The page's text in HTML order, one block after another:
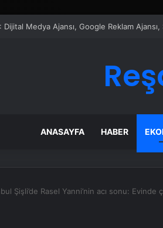
? Uetds.com İle Akıllı Dijital Taşımacılık
ANASAYFA HABER
Şişli’de Rasel Yanni’nin acı sonu: Evinde